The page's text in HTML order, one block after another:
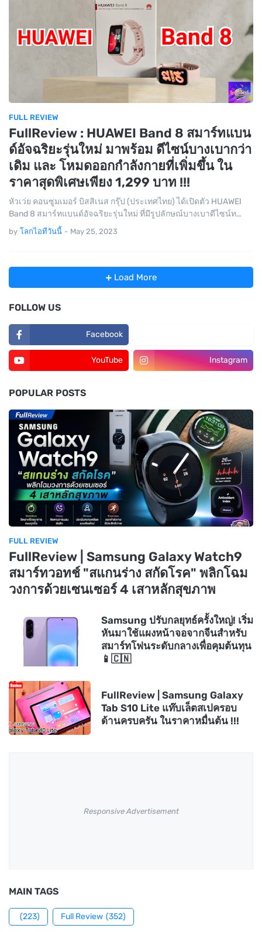
FULL REVIEW
FullReview : HUAWEI Band 8 สมาร์ทแบน
ด์อัจฉริยะรุ่นใหม่ มาพร้อม ดีไซน์บางเบากว่า
เดิม และ โหมดออกกำลังกายที่เพิ่มขึ้น ใน
ราคาสุดพิเศษเพียง 1,299 บาท !!!
หัวเว่ย คอนซูมเมอร์ บิสสิเนส กรุ๊ป (ประเทศไทย) ได้เปิดตัว HUAWEI
Band 8 สมาร์ทแบนด์อัจฉริยะรุ่นใหม่ ที่มีรูปลักษณ์บางเบาดีไซน์ท…
by โลกไอทีวันนี้ - May 25, 2023
Load More
FOLLOW US
Facebook
YouTube Instagram
POPULAR POSTS
FULL REVIEW
FullReview | Samsung Galaxy Watch9
สมาร์ทวอทช์ "สแกนร่าง สกัดโรค" พลิกโฉม
วงการด้วยเซนเซอร์ 4 เสาหลักสุขภาพ
Samsung ปรับกลยุทธ์ครั้งใหญ่! เริ่ม
หันมาใช้แผงหน้าจอจากจีนสำหรับ
สมาร์ทโฟนระดับกลางเพื่อคุมต้นทุน
📱🇨🇳
FullReview | Samsung Galaxy
Tab S10 Lite แท๊บเล็ตสเปครอบ
ด้านครบครัน ในราคาหมื่นต้น !!!
Responsive Advertisement
MAIN TAGS
(223) Full Review (352)